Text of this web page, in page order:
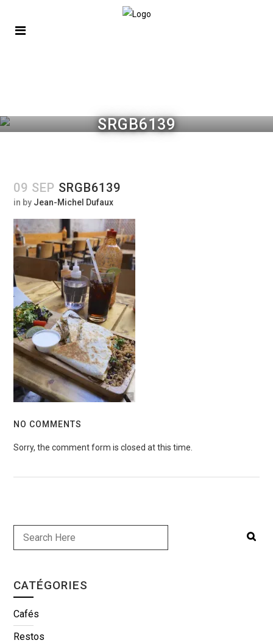
SRGB6139
09 SEP SRGB6139
in by Jean-Michel Dufaux
NO COMMENTS
Sorry, the comment form is closed at this time.
CATÉGORIES
Cafés
Restos